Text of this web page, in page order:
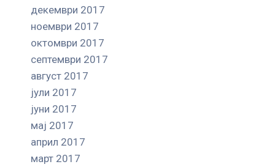
декември 2017
ноември 2017
октомври 2017
септември 2017
август 2017
јули 2017
јуни 2017
мај 2017
април 2017
март 2017